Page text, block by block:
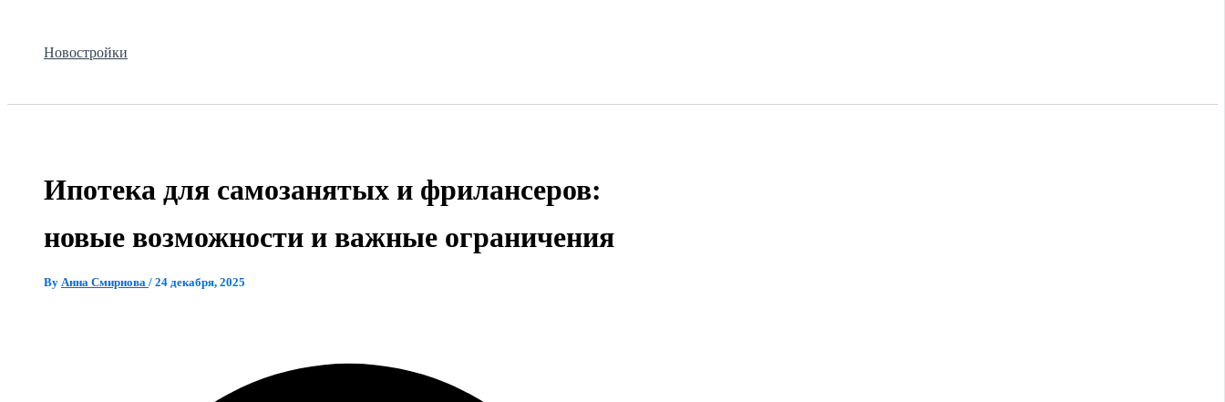
Новостройки
Ипотека для самозанятых и фрилансеров:
новые возможности и важные ограничения
By Анна Смирнова / 24 декабря, 2025